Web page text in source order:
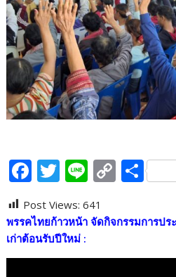
F
ac
e
b
o
T
w
itt
er
Li
n
e
C
o
p
Li
S
h
ar
Post Views: 641
พรรคไทยก้าวหน้า จัดกิจกรรมการป
เก่าต้อนรับปีใหม่ :